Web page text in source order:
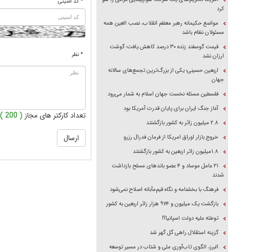
* نظر
تعداد کارکتر های مجاز ( 200 )
کرد
مواضع حکیمانه رهبر معظم انقلاب، نصب العین همه
مسئولان نظام باشد
قیمت گوسفند زنده ۳۰ درصد کاهش یافت؛ گوشت
ارزان نشد
اربعین حسینی؛ یکی از بزرگ‌ترین تجمع‌های سالانه
جهان
فلسطین مسئله نخست جهان اسلام به شمار می‌رود
آغاز جنگ ایران برای پایان قدرت آمریکا بود
۲.۸ میلیون زائر به کشور بازگشتند
خروج بازار اوراق امریکا از فرمان فدرال رزرو
۱.۸میلیون زائر اربعین به کشور بازگشتند
۲۱ عامل موساد و ۴ عضو باند‌های مسلح بازداشت
شدند
فرهنگ با بخشنامه و نگاه قیم‌مآبانه اصلاح نمی‌شود
بازگشت یک میلیون و ۹۷۴ هزار زائر اربعین به کشور
توطئه علیه دولت اسپانیا؟!
گزینه استقلال راهی گل گهر شد
البرز، الگوی تاب‌آوری ملی و شتاب در مسیر توسعه